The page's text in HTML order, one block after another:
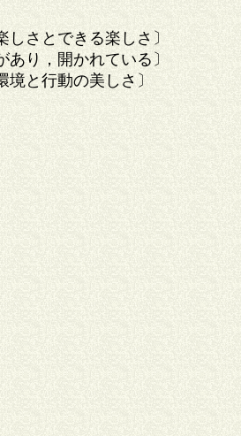
さとできる楽しさ〕
り，開かれている〕
と行動の美しさ〕